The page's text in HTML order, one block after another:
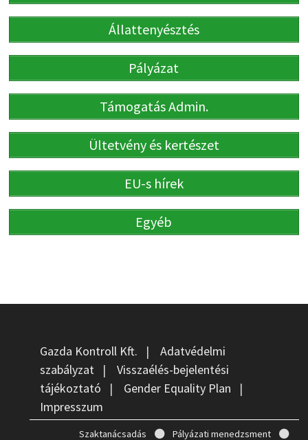
Állattenyésztés
Pályázat
Támogatás Admin.
Ültetvény és kertészet
EU-s hírek
Egyéb
Gazda Kontroll Kft. | Adatvédelmi
szabályzat | Visszaélés-bejelentési
tájékoztató | Gender Equality Plan |
Impresszum
Szaktanácsadás Pályázati menedzsment